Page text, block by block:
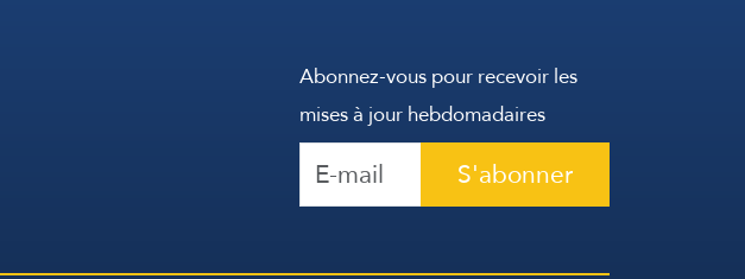
Abonnez-vous pour recevoir les
mises à jour hebdomadaires
S'abonner